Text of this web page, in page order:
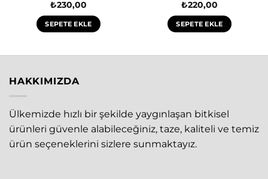
₺230,00
SEPETE EKLE
₺220,00
SEPETE EKLE
HAKKIMIZDA
Ülkemizde hızlı bir şekilde yaygınlaşan bitkisel
ürünleri güvenle alabileceğiniz, taze, kaliteli ve temiz
ürün seçeneklerini sizlere sunmaktayız.